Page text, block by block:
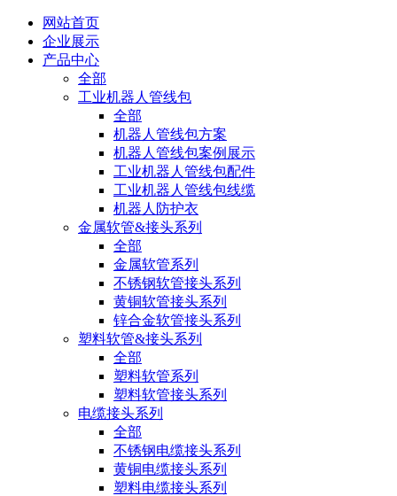
网站首页
企业展示
产品中心
全部
工业机器人管线包
全部
机器人管线包方案
机器人管线包案例展示
工业机器人管线包配件
工业机器人管线包线缆
机器人防护衣
金属软管&接头系列
全部
金属软管系列
不锈钢软管接头系列
黄铜软管接头系列
锌合金软管接头系列
塑料软管&接头系列
全部
塑料软管系列
塑料软管接头系列
电缆接头系列
全部
不锈钢电缆接头系列
黄铜电缆接头系列
塑料电缆接头系列